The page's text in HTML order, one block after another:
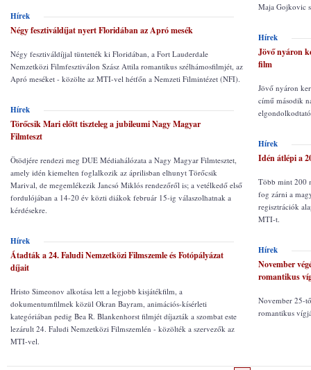
Hírek
Négy fesztiváldíjat nyert Floridában az Apró mesék
Négy fesztiváldíjjal tüntették ki Floridában, a Fort Lauderdale
Nemzetközi Filmfesztiválon Szász Attila romantikus szélhámosfilmjét, az
Apró meséket - közölte az MTI-vel hétfőn a Nemzeti Filmintézet (NFI).
Hírek
Törőcsik Mari előtt tiszteleg a jubileumi Nagy Magyar
Filmteszt
Ötödjére rendezi meg DUE Médiahálózata a Nagy Magyar Filmtesztet,
amely idén kiemelten foglalkozik az áprilisban elhunyt Törőcsik
Marival, de megemlékezik Jancsó Miklós rendezőről is; a vetélkedő első
fordulójában a 14-20 év közti diákok február 15-ig válaszolhatnak a
kérdésekre.
Hírek
Átadták a 24. Faludi Nemzetközi Filmszemle és Fotópályázat
díjait
Hristo Simeonov alkotása lett a legjobb kisjátékfilm, a
dokumentumfilmek közül Okran Bayram, animációs-kísérleti
kategóriában pedig Bea R. Blankenhorst filmjét díjazták a szombat este
lezárult 24. Faludi Nemzetközi Filmszemlén - közölték a szervezők az
MTI-vel.
Maja Gojkovic
Hírek
Jövő nyáron
film
Jövő nyáron
című második
Hírek
Idén átlépi a
Több mint 200
fog zárni a
regisztrációk
MTI-t.
Hírek
November
romantikus
November 25-
romantikus